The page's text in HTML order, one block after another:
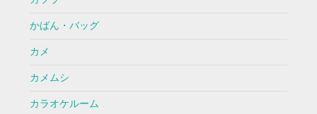
かばん・バッグ
カメ
カメムシ
カラオケルーム